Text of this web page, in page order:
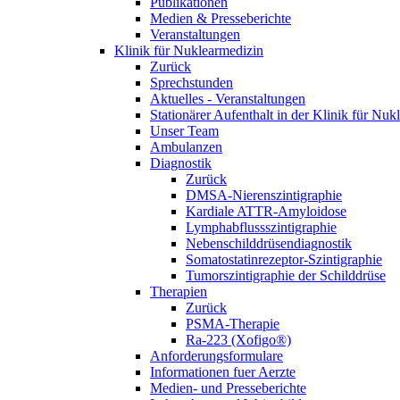
Medien & Presseberichte
Veranstaltungen
Klinik für Nuklearmedizin
Zurück
Sprechstunden
Aktuelles - Veranstaltungen
Stationärer Aufenthalt in der Klinik für
Unser Team
Ambulanzen
Diagnostik
Zurück
DMSA-Nierenszintigraphie
Kardiale ATTR-Amyloidose
Lymphabflussszintigraphie
Nebenschilddrüsendiagnostik
Somatostatinrezeptor-Szintigraphie
Tumorszintigraphie der Schilddrüse
Therapien
Zurück
PSMA-Therapie
Ra-223 (Xofigo®)
Anforderungsformulare
Informationen fuer Aerzte
Medien- und Presseberichte